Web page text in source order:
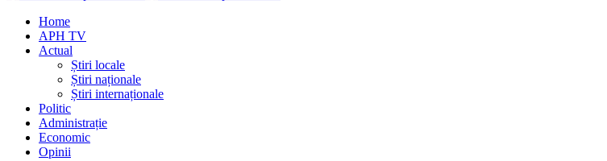
Home
APH TV
Actual
Știri locale
Știri naționale
Știri internaționale
Politic
Administrație
Economic
Opinii